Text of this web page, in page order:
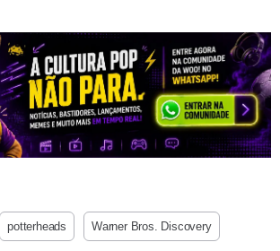
potterheads Warner Bros. Discovery